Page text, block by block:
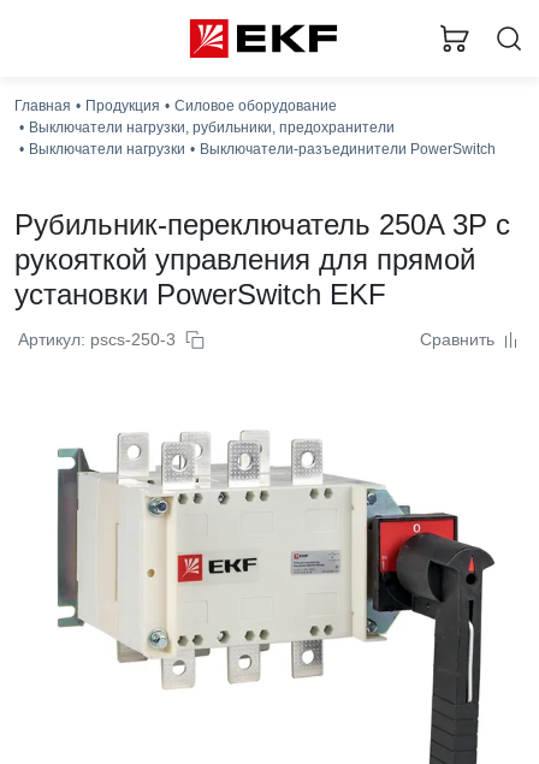
Главная Продукция
Силовое оборудование
Выключатели нагрузки, рубильники, предохранители
Выключатели нагрузки
Выключатели-разъединители PowerSwitch
Рубильник-переключатель 250A 3P c
рукояткой управления для прямой
установки PowerSwitch EKF
Артикул: pscs-250-3 Сравнить